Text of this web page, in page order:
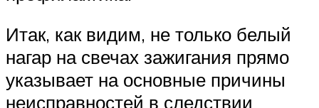
Итак, как видим, не только белый
нагар на свечах зажигания прямо
указывает на основные причины
неисправностей в следствии